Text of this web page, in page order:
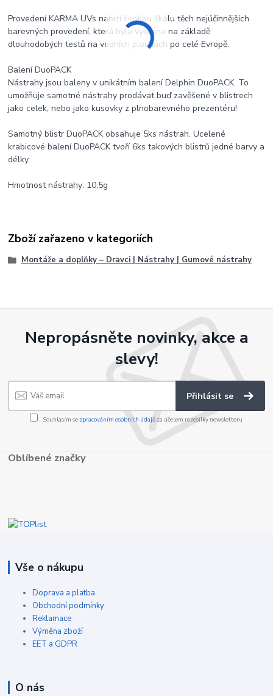
Provedení KARMA UVs nabízí širokou škálu těch nejúčinnějších
barevných provedení, která byla vybrána na základě
dlouhodobých testů na vodních plochách po celé Evropě.
Balení DuoPACK
Nástrahy jsou baleny v unikátním balení Delphin DuoPACK. To
umožňuje samotné nástrahy prodávat buď zavěšené v blistrech
jako celek, nebo jako kusovky z plnobarevného prezentéru!
Samotný blistr DuoPACK obsahuje 5ks nástrah. Ucelené
krabicové balení DuoPACK tvoří 6ks takových blistrů jedné barvy a
délky.
Hmotnost nástrahy: 10,5g
Zboží zařazeno v kategoriích
Montáže a doplňky – Dravci | Nástrahy | Gumové nástrahy
Nepropásněte novinky, akce a
slevy!
Přihlásit se
Souhlasím se zpracováním osobních údajůza účelem rozesílky newsletteru.
Oblíbené značky
Vše o nákupu
Doprava a platba
Obchodní podmínky
Reklamace
Výměna zboží
EET a GDPR
O nás